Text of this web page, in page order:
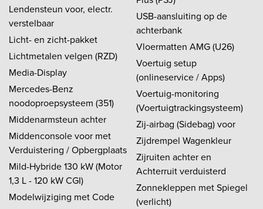
Lendensteun voor, electr.
verstelbaar
Licht- en zicht-pakket
Lichtmetalen velgen (RZD)
Media-Display
Mercedes-Benz
noodoproepsysteem (351)
Middenarmsteun achter
Middenconsole voor met
Verduistering / Opbergplaats
Mild-Hybride 130 kW (Motor
1,3 L - 120 kW CGI)
Modelwijziging met Code
USB-aansluiting op de
achterbank
Vloermatten AMG (U26)
Voertuig setup
(onlineservice / Apps)
Voertuig-monitoring
(Voertuigtrackingsysteem)
Zij-airbag (Sidebag) voor
Zijdrempel Wagenkleur
Zijruiten achter en
Achterruit verduisterd
Zonnekleppen met Spiegel
(verlicht)